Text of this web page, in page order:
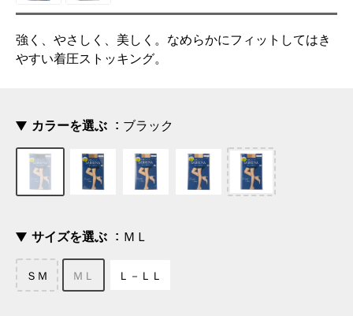
強く、やさしく、美しく。なめらかにフィットしてはき
やすい着圧ストッキング。
カラーを選ぶ ブラック
サイズを選ぶ ＭＬ
ＳＭ ＭＬ Ｌ－ＬＬ